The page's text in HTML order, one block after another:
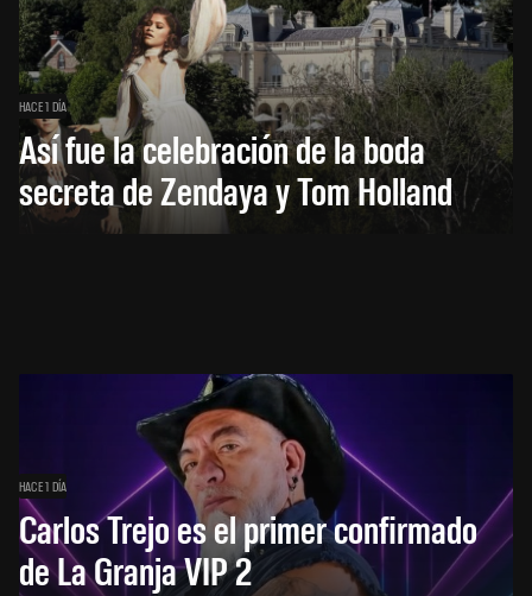
HACE 1 DÍA
Así fue la celebración de la boda
secreta de Zendaya y Tom Holland
HACE 1 DÍA
Carlos Trejo es el primer confirmado
de La Granja VIP 2